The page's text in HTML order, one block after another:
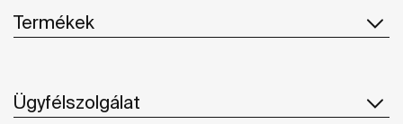
Termékek
Ügyfélszolgálat